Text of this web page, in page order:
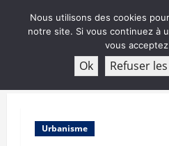
Urbanisme
Nous utilisons des cookies
notre site. Si vous continuez à
vous
Ok Refuser